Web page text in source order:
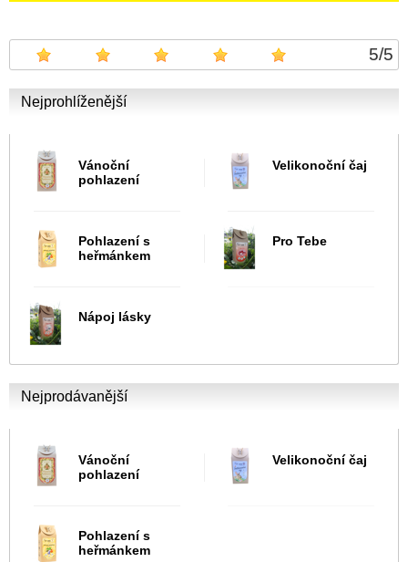
5/5
Nejprohlíženější
Vánoční
pohlazení
Velikonoční čaj
Pohlazení s
heřmánkem
Pro Tebe
Nápoj lásky
Nejprodávanější
Vánoční
pohlazení
Velikonoční čaj
Pohlazení s
heřmánkem